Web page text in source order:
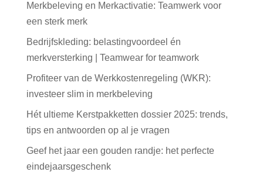
Merkbeleving en Merkactivatie: Teamwerk voor
een sterk merk
Bedrijfskleding: belastingvoordeel én
merkversterking | Teamwear for teamwork
Profiteer van de Werkkostenregeling (WKR):
investeer slim in merkbeleving
Hét ultieme Kerstpakketten dossier 2025: trends,
tips en antwoorden op al je vragen
Geef het jaar een gouden randje: het perfecte
eindejaarsgeschenk